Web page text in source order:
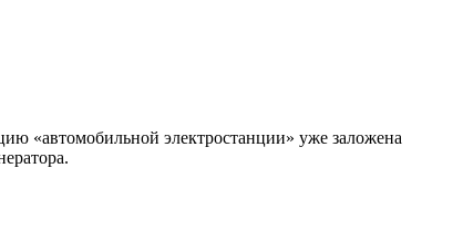
«автомобильной электростанции» уже заложена